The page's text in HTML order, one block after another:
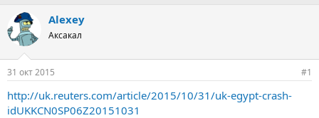
р
т
е
м
ы
с
о
д
н
и
я
Alexey
Аксакал
31 окт 2015 #1
http://uk.reuters.com/article/2015/10/31/uk-egypt-crash-
idUKKCN0SP06Z20151031